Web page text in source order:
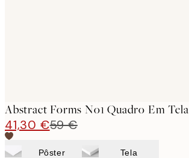
Abstract Forms No1 Quadro Em Tela
41,30 €59 €
Pôster Tela